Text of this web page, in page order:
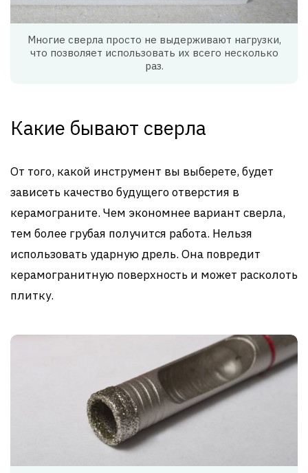
Многие сверла просто не выдерживают нагрузки,
что позволяет использовать их всего несколько
раз.
Какие бывают сверла
От того, какой инструмент вы выберете, будет
зависеть качество будущего отверстия в
керамограните. Чем экономнее вариант сверла,
тем более грубая получится работа. Нельзя
использовать ударную дрель. Она повредит
керамогранитную поверхность и может расколоть
плитку.